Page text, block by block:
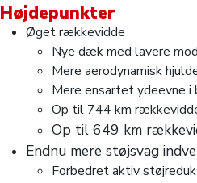
Højdepunkter
Øget rækkevidde
Nye dæk med lavere
Mere aerodynamisk
Mere ensartet ydeevne i
Op til 744 km
Op til 649 km
Endnu mere støjsvag
Forbedret aktiv